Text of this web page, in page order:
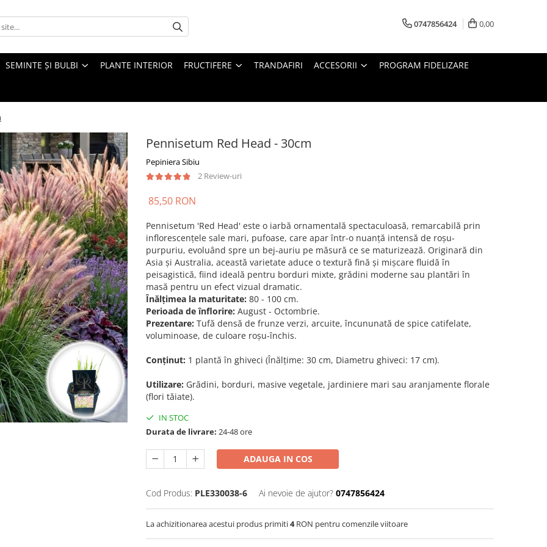
0747856424 0,00
SEMINTE ȘI BULBI PLANTE INTERIOR FRUCTIFERE TRANDAFIRI ACCESORII PROGRAM FIDELIZARE
Pennisetum Red Head - 30cm
Pepiniera Sibiu
2 Review-uri
85,50 RON
Pennisetum 'Red Head' este o iarbă ornamentală spectaculoasă, remarcabilă prin
inflorescențele sale mari, pufoase, care apar într-o nuanță intensă de roșu-
purpuriu, evoluând spre un bej-auriu pe măsură ce se maturizează. Originară din
Asia și Australia, această varietate aduce o textură fină și mișcare fluidă în
peisagistică, fiind ideală pentru borduri mixte, grădini moderne sau plantări în
masă pentru un efect vizual dramatic.
Înălțimea la maturitate: 80 - 100 cm.
Perioada de înflorire: August - Octombrie.
Prezentare: Tufă densă de frunze verzi, arcuite, încununată de spice catifelate,
voluminoase, de culoare roșu-închis.
Conținut: 1 plantă în ghiveci (Înălțime: 30 cm, Diametru ghiveci: 17 cm).
Utilizare: Grădini, borduri, masive vegetale, jardiniere mari sau aranjamente florale
(flori tăiate).
IN STOC
Durata de livrare: 24-48 ore
ADAUGA IN COS
Cod Produs: PLE330038-6 Ai nevoie de ajutor? 0747856424
La achizitionarea acestui produs primiti4RON pentru comenzile viitoare